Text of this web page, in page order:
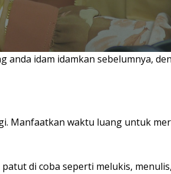
idam idamkan sebelumnya,
Manfaatkan waktu luang untuk
di coba seperti melukis,